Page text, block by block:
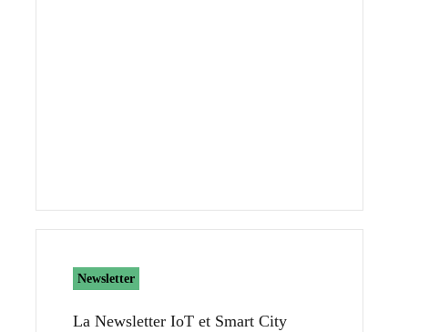
Newsletter
La Newsletter IoT et Smart City​